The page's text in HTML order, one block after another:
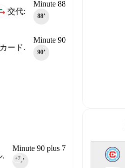
Minute 88
88‎’‎
交代:
Minute 90
90‎’‎
ード.
Minute 90 plus 7
90‎’‎
+7
.